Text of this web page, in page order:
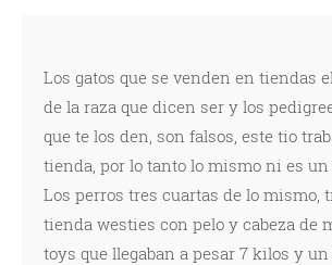
Los gatos que se venden en tiendas
de la raza que dicen ser y los
que te los den, son falsos, este tio
tienda, por lo tanto lo mismo ni es un
Los perros tres cuartas de lo mismo,
tienda westies con pelo y cabeza de
toys que llegaban a pesar 7 kilos y un